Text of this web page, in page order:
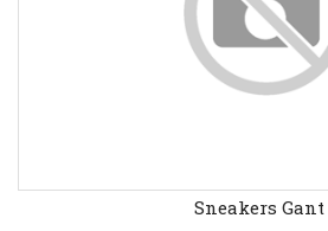
Sneakers Gant